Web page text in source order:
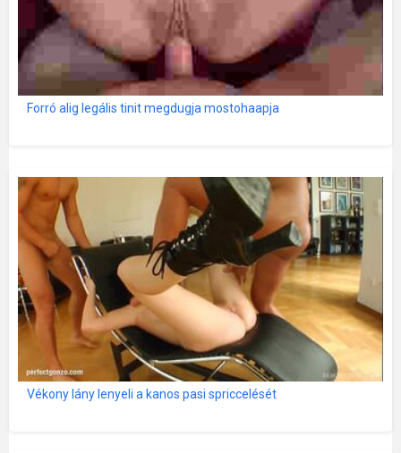
Forró alig legális tinit megdugja mostohaapja
Vékony lány lenyeli a kanos pasi spriccelését